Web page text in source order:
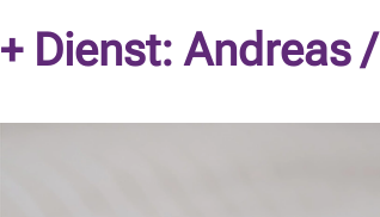
+ Dienst: Andreas